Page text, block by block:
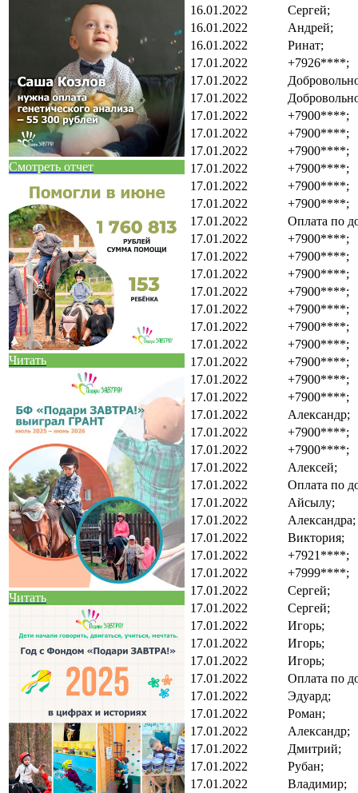
Смотреть отчет
Читать
Читать
16.01.2022
Сергей;
16.01.2022
Андрей;
16.01.2022
Ринат;
17.01.2022
+7926****;
17.01.2022
17.01.2022
17.01.2022
+7900****;
17.01.2022
+7900****;
17.01.2022
+7900****;
17.01.2022
+7900****;
17.01.2022
+7900****;
17.01.2022
+7900****;
17.01.2022
Оплата по
17.01.2022
+7900****;
17.01.2022
+7900****;
17.01.2022
+7900****;
17.01.2022
+7900****;
17.01.2022
+7900****;
17.01.2022
+7900****;
17.01.2022
+7900****;
17.01.2022
+7900****;
17.01.2022
+7900****;
17.01.2022
+7900****;
17.01.2022
Александр;
17.01.2022
+7900****;
17.01.2022
+7900****;
17.01.2022
Алексей;
17.01.2022
Оплата по
17.01.2022
Айсылу;
17.01.2022
Александра;
17.01.2022
Виктория;
17.01.2022
+7921****;
17.01.2022
+7999****;
17.01.2022
Сергей;
17.01.2022
Сергей;
17.01.2022
Игорь;
17.01.2022
Игорь;
17.01.2022
Игорь;
17.01.2022
Оплата по
17.01.2022
Эдуард;
17.01.2022
Роман;
17.01.2022
Александр;
17.01.2022
Дмитрий;
17.01.2022
Рубан;
17.01.2022
Владимир;